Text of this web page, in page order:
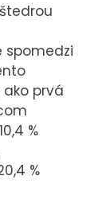
spomedzi
prvá
%
%